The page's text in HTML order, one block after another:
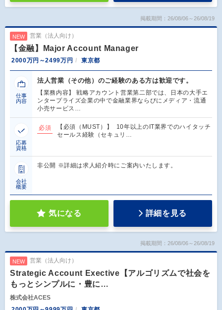
掲載期間：26/08/06～26/08/19
NEW 営業（法人向け）
【金融】Major Account Manager
2000万円～2499万円 東京都
仕事
内容
法人営業（その他）のご経験のある方は歓迎です。
【業務内容】 戦略アカウント営業第二部では、日本の大手エ
ンタープライズ企業の中で金融業界ならびにメディア・流通
小売サービス…
応募
資格
必須
【必須（MUST）】 10年以上のIT業界でのハイタッチ
セールス経験（セキュリ…
会社
概要
非公開 ※詳細は求人紹介時にご案内いたします。
気になる 詳細を見る
掲載期間：26/08/06～26/08/19
NEW 営業（法人向け）
Strategic Account Exective【アルゴリズムで社会を
もっとシンプルに・豊に…
株式会社ACES